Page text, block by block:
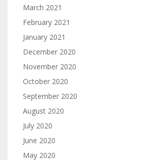
March 2021
February 2021
January 2021
December 2020
November 2020
October 2020
September 2020
August 2020
July 2020
June 2020
May 2020